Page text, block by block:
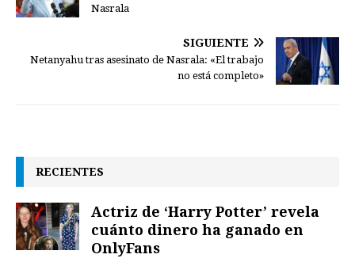
Nasrala
SIGUIENTE
Netanyahu tras asesinato de Nasrala: «El trabajo
no está completo»
RECIENTES
Actriz de ‘Harry Potter’ revela
cuánto dinero ha ganado en
OnlyFans